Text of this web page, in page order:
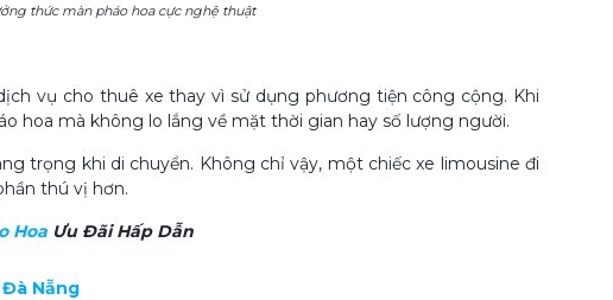
thức màn pháo hoa cực nghệ thuật
vụ cho thuê xe thay vì sử dụng phương tiện công cộng. Khi
hoa mà không lo lắng về mặt thời gian hay số lượng người.
trọng khi di chuyển. Không chỉ vậy, một chiếc xe limousine đi
thú vị hơn.
Hoa Ưu Đãi Hấp Dẫn
Nẵng